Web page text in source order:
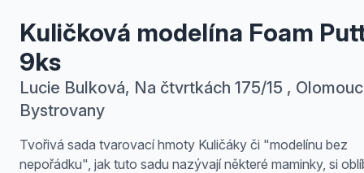
Kuličková modelína Foam
9ks
Lucie Bulková, Na čtvrtkách 175/15 ,
Bystrovany
Tvořivá sada tvarovací hmoty Kuličáky či "modelínu bez
nepořádku", jak tuto sadu nazývají některé maminky, si